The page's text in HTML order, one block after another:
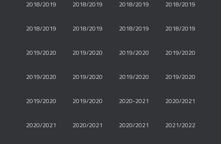
2018/2019 2018/2019 2018/2019 2018/2019
2018/2019 2018/2019 2018/2019 2018/2019
2019/2020 2019/2020 2019/2020 2019/2020
2019/2020 2019/2020 2019/2020 2019/2020
2019/2020 2019/2020 2020-2021 2020/2021
2020/2021 2020/2021 2020/2021 2021/2022